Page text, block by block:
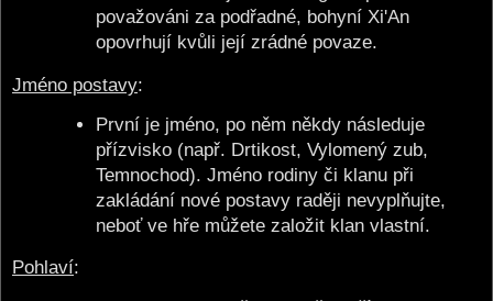
považováni za podřadné, bohyní Xi'An
opovrhují kvůli její zrádné povaze.
Jméno postavy:
První je jméno, po něm někdy následuje
přízvisko (např. Drtikost, Vylomený zub,
Temnochod). Jméno rodiny či klanu při
zakládání nové postavy raději nevyplňujte,
neboť ve hře můžete založit klan vlastní.
Pohlaví: